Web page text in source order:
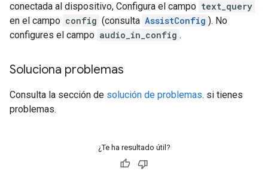
conectada al dispositivo, Configura el campo text_query
en el campo config (consulta AssistConfig ). No
configures el campo audio_in_config .
Soluciona problemas
Consulta la sección de solución de problemas. si tienes
problemas.
¿Te ha resultado útil?